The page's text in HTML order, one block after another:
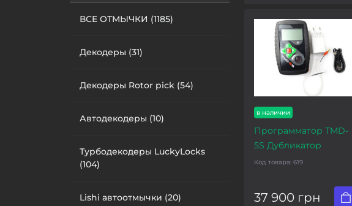
ВСЕ ОТМЫЧКИ (1185)
Декодеры (31)
Декодеры Rotor pick (54)
Автодекодеры (10)
Турбодекодеры LuckyLocks
(104)
Lishi автоотмычки (20)
в наличии
Программатор TMD-
5S Дубликатор
Код товара: 619
37 900 грн